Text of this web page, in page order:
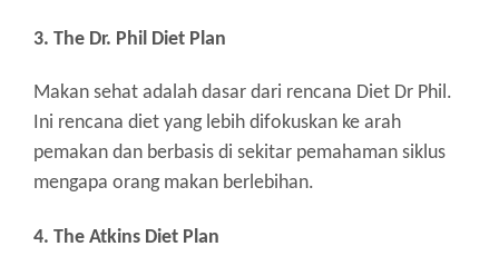
3. The Dr. Phil Diet Plan
Makan sehat adalah dasar dari rencana Diet Dr Phil.
Ini rencana diet yang lebih difokuskan ke arah
pemakan dan berbasis di sekitar pemahaman siklus
mengapa orang makan berlebihan.
4. The Atkins Diet Plan